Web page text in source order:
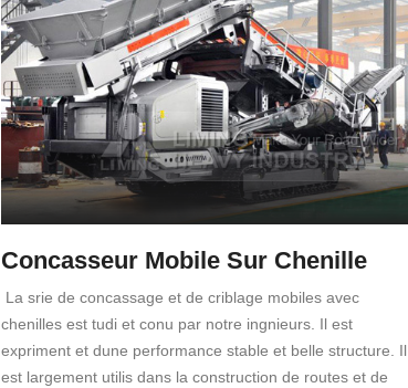
Concasseur Mobile Sur Chenille
La srie de concassage et de criblage mobiles avec
chenilles est tudi et conu par notre ingnieurs. Il est
expriment et dune performance stable et belle structure. Il
est largement utilis dans la construction de routes et de